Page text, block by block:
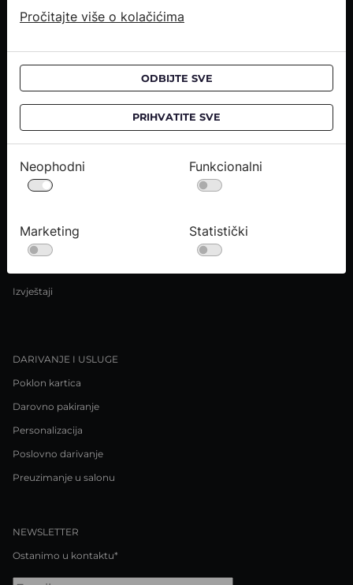
Informacije o dostavi
CROATA saloni
O NAMA
Kontaktirajte nas
Karijere
Uvjeti kupnje
Izvještaji
DARIVANJE I USLUGE
Poklon kartica
Darovno pakiranje
Personalizacija
Poslovno darivanje
Preuzimanje u salonu
NEWSLETTER
Ostanimo u kontaktu*
Pročitajte više o kolačićima
ODBIJTE SVE
PRIHVATITE SVE
Neophodni Funkcionalni
Marketing Statistički